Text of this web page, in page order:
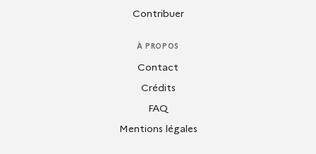
Contribuer
À PROPOS
Contact
Crédits
FAQ
Mentions légales